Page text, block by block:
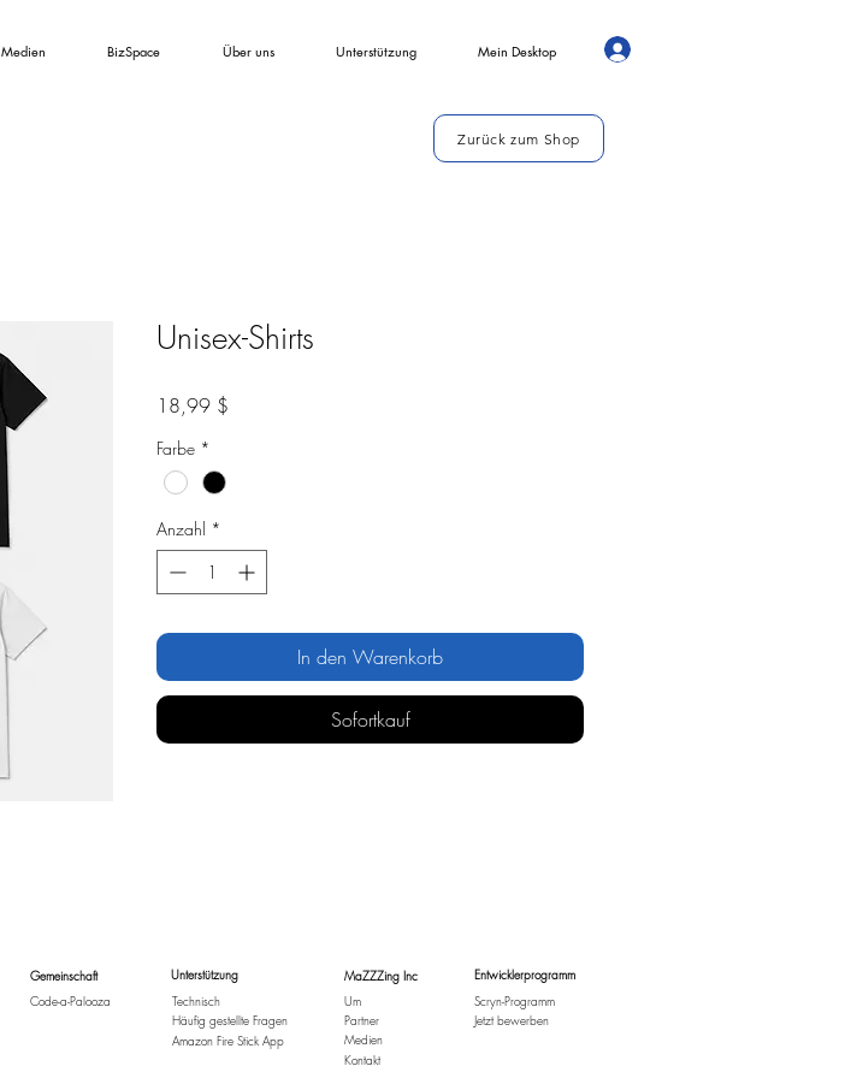
Medien BizSpace Über uns Unterstützung Mein Desktop
Unisex-Shirts
18,99 $
Farbe *
Anzahl *
In den Warenkorb
Sofortkauf
Zurück zum Shop
Gemeinschaft
Code-a-Palooza
Unterstützung
Technisch
Häufig gestellte Fragen
Amazon Fire Stick App
MaZZZing Inc
Um
Partner
Medien
Kontakt
Entwicklerprogramm
Scryn-Programm
Jetzt bewerben